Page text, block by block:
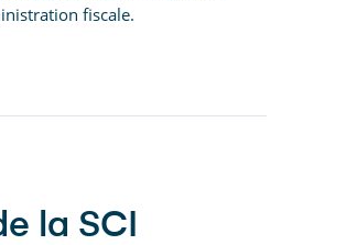
fiscale.
la SCI